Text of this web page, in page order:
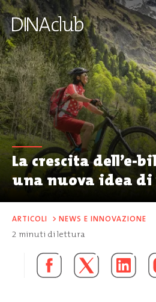
La crescita dell’e-
una nuova idea
ARTICOLI > NEWS E INNOVAZIONE
2 minuti di lettura